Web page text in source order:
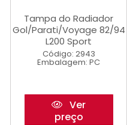
Tampa do Radiador
Gol/Parati/Voyage 82/94
L200 Sport
Código: 2943
Embalagem: PC
Ver
preço